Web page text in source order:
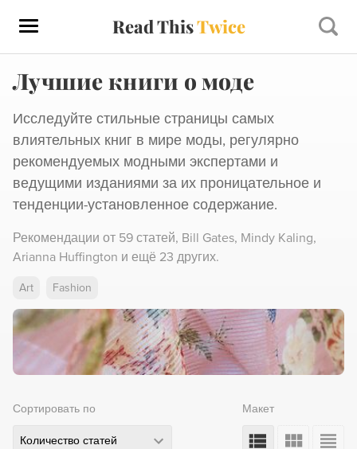
Read ThisTwice
Лучшие книги о моде
Исследуйте стильные страницы самых
влиятельных книг в мире моды, регулярно
рекомендуемых модными экспертами и
ведущими изданиями за их проницательное и
тенденции-установленное содержание.
Рекомендации от 59 статей, Bill Gates, Mindy Kaling,
Arianna Huffington и ещё 23 других.
Art Fashion
Сортировать по
Количество статей
Макет